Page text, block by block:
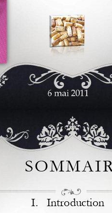
SOMMAI
I. Introduction